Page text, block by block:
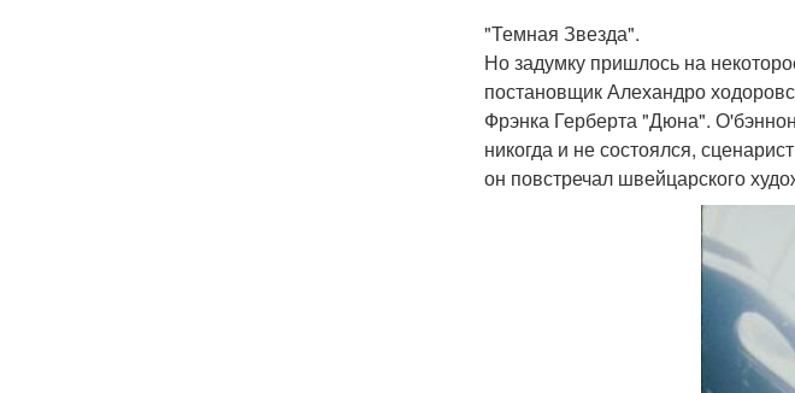
"Темная Звезда".
Но задумку пришлось на
постановщик Алехандро
Фрэнка Герберта "Дюна".
никогда и не состоялся,
он повстречал швейцарского